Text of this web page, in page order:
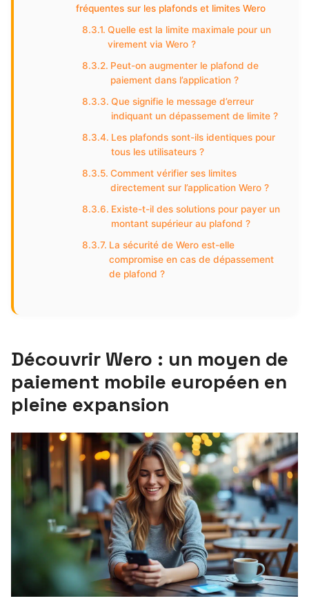
fréquentes sur les plafonds et limites Wero
Quelle est la limite maximale pour un
virement via Wero ?
Peut-on augmenter le plafond de
paiement dans l’application ?
Que signifie le message d’erreur
indiquant un dépassement de limite ?
Les plafonds sont-ils identiques pour
tous les utilisateurs ?
Comment vérifier ses limites
directement sur l’application Wero ?
Existe-t-il des solutions pour payer un
montant supérieur au plafond ?
La sécurité de Wero est-elle
compromise en cas de dépassement
de plafond ?
Découvrir Wero : un moyen de
paiement mobile européen en
pleine expansion